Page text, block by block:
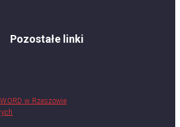
Pozostałe linki
w Rzeszowie